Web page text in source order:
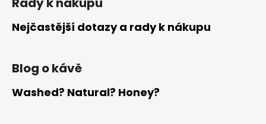
Nejčastější dotazy a rady k nákupu
Blog o kávě
Washed? Natural? Honey?